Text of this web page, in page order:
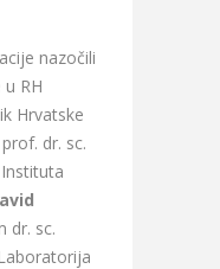
nazočili
RH
Hrvatske
dr. sc.
dr. sc.